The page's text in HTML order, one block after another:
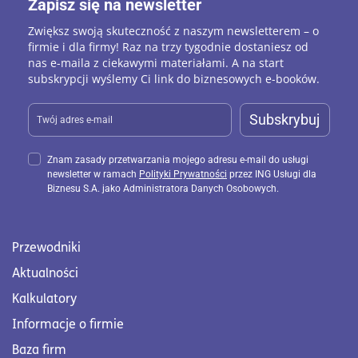
Przewodniki
Aktualności
Kalkulatory
Informacje o firmie
Baza firm
Zapisz się na newsletter
Zwiększ swoją skuteczność z naszym newsletterem – o
firmie i dla firmy! Raz na trzy tygodnie dostaniesz od
nas e-maila z ciekawymi materiałami. A na start
subskrypcji wyślemy Ci link do biznesowych e-booków.
Subskrybuj
Znam zasady przetwarzania mojego adresu e-mail do usługi
newsletter w ramach Polityki Prywatności przez ING Usługi dla
Biznesu S.A. jako Administratora Danych Osobowych.